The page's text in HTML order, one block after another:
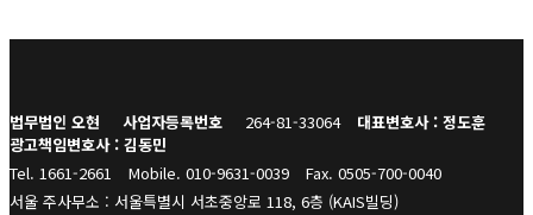
법무법인 오현 사업자등록번호 264-81-33064
대표변호사 : 정도훈
광고책임변호사 : 김동민
Tel. 1661-2661
Mobile. 010-9631-0039
Fax. 0505-700-0040
서울 주사무소 : 서울특별시 서초중앙로 118, 6층 (KAIS빌딩)